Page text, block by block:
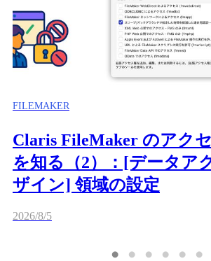
FILEMAKER
Claris FileMaker のアク
を知る（2）：[データア
ザイン] 領域の設定
2026/8/5